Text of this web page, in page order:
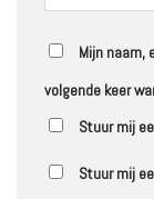
Mijn naam,
volgende keer
Stuur mij
Stuur mij